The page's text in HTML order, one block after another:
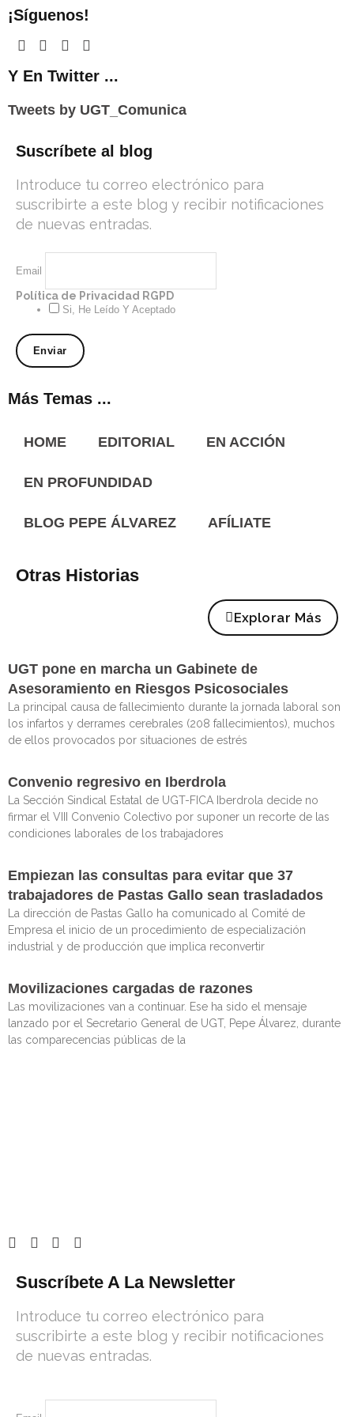
o
¡Síguenos!
Y En Twitter ...
Tweets by UGT_Comunica
Suscríbete al blog
Introduce tu correo electrónico para
suscribirte a este blog y recibir notificaciones
de nuevas entradas.
Email
Política de Privacidad RGPD
Si, He Leído Y Aceptado
Más Temas ...
HOME EDITORIAL EN ACCIÓN
EN PROFUNDIDAD
BLOG PEPE ÁLVAREZ AFÍLIATE
Otras Historias
Explorar Más
UGT pone en marcha un Gabinete de
Asesoramiento en Riesgos Psicosociales
La principal causa de fallecimiento durante la jornada laboral son
los infartos y derrames cerebrales (208 fallecimientos), muchos
de ellos provocados por situaciones de estrés
Convenio regresivo en Iberdrola
La Sección Sindical Estatal de UGT-FICA Iberdrola decide no
firmar el VIII Convenio Colectivo por suponer un recorte de las
condiciones laborales de los trabajadores
Empiezan las consultas para evitar que 37
trabajadores de Pastas Gallo sean trasladados
La dirección de Pastas Gallo ha comunicado al Comité de
Empresa el inicio de un procedimiento de especialización
industrial y de producción que implica reconvertir
Movilizaciones cargadas de razones
Las movilizaciones van a continuar. Ese ha sido el mensaje
lanzado por el Secretario General de UGT, Pepe Álvarez, durante
las comparecencias públicas de la
Suscríbete A La Newsletter
Introduce tu correo electrónico para
suscribirte a este blog y recibir notificaciones
de nuevas entradas.